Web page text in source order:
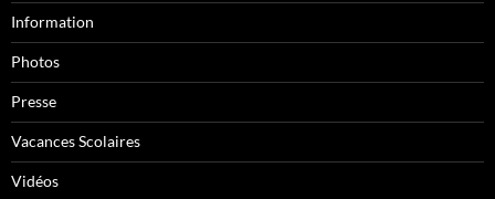
Information
Photos
Presse
Vacances Scolaires
Vidéos